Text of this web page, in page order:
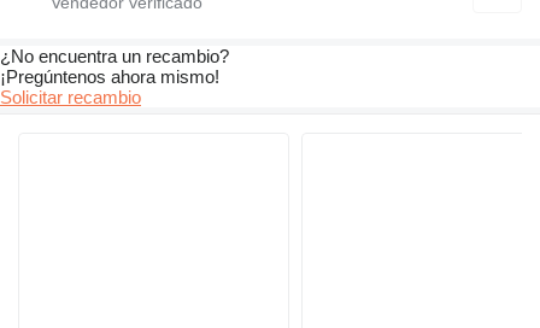
¿No encuentra un recambio?
¡Pregúntenos ahora mismo!
Solicitar recambio